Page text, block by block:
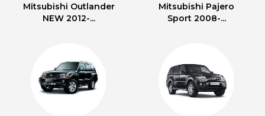
Mitsubishi Outlander
NEW 2012-...
Mitsubishi Pajero
Sport 2008-...